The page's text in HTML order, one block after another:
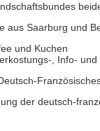
aus Saarburg und
und Kuchen
, Info-
der deutsch-